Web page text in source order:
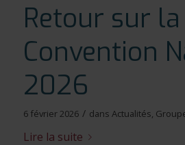
Retour sur la
Convention
2026
6 février 2026 / dans Actualités
Lire la suite